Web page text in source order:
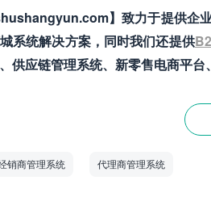
】致力于提供企
系统解决方案，同时我们还提供
供应链管理系统、新零售电商平台
销商管理系统 代理商管理系统